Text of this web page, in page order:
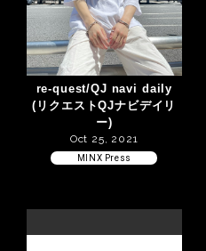
re-quest/QJ navi daily
(リクエストQJナビデイリ
ー)
Oct 25, 2021
MINX Press